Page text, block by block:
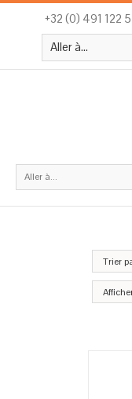
+32 (0) 491 122
Aller à...
Aller à...
Trier